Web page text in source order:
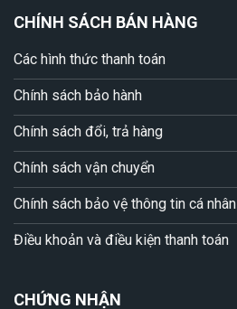
CHÍNH SÁCH BÁN HÀNG
Các hình thức thanh toán
Chính sách bảo hành
Chính sách đổi, trả hàng
Chính sách vận chuyển
Chính sách bảo vệ thông tin cá nhân
Điều khoản và điều kiện thanh toán
CHỨNG NHẬN